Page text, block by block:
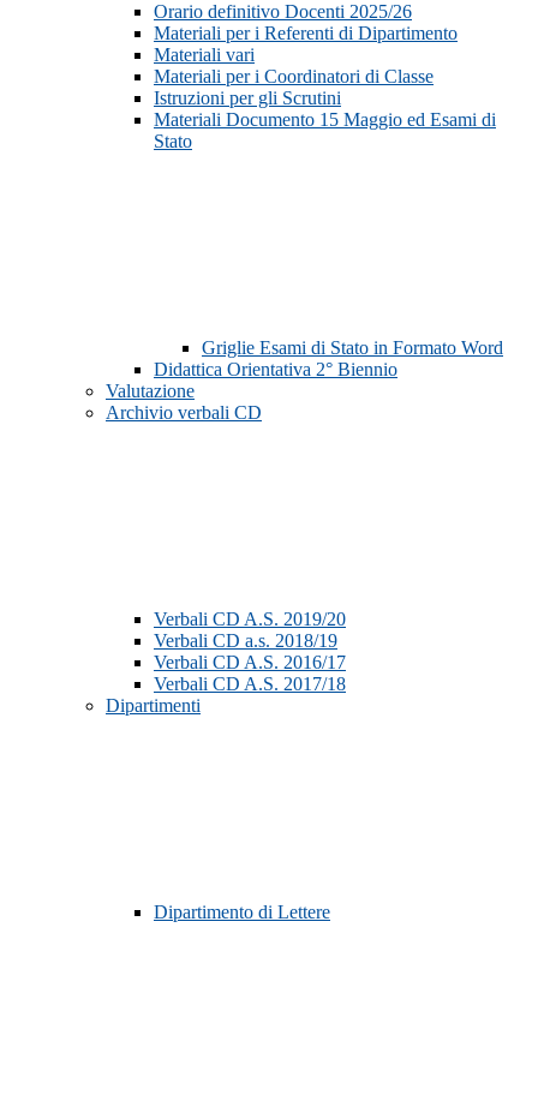
Orario definitivo Docenti 2025/26
Materiali per i Referenti di Dipartimento
Materiali vari
Materiali per i Coordinatori di Classe
Istruzioni per gli Scrutini
Materiali Documento 15 Maggio ed Esami di
Stato
Griglie Esami di Stato in Formato Word
Didattica Orientativa 2° Biennio
Valutazione
Archivio verbali CD
Verbali CD A.S. 2019/20
Verbali CD a.s. 2018/19
Verbali CD A.S. 2016/17
Verbali CD A.S. 2017/18
Dipartimenti
Dipartimento di Lettere